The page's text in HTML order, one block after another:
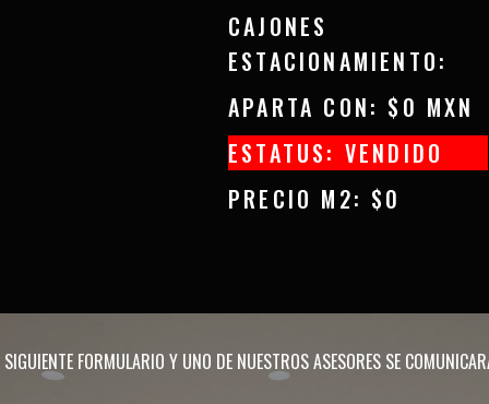
CAJONES
ESTACIONAMIENTO:
APARTA CON: $0 MXN
ESTATUS: VENDIDO
PRECIO M2: $0
SIGUIENTE FORMULARIO Y UNO DE NUESTROS ASESORES SE